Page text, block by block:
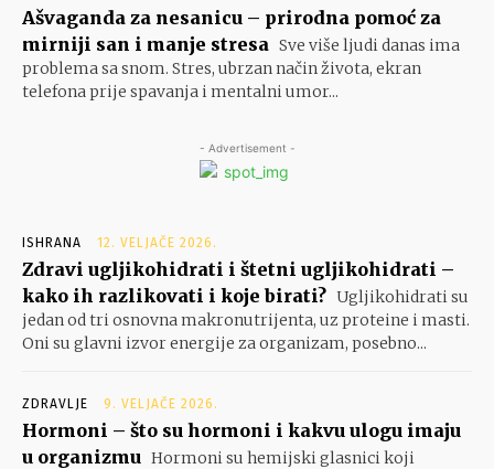
Ašvaganda za nesanicu – prirodna pomoć za
mirniji san i manje stresa Sve više ljudi danas ima
problema sa snom. Stres, ubrzan način života, ekran
telefona prije spavanja i mentalni umor...
- Advertisement -
ISHRANA 12. VELJAČE 2026.
Zdravi ugljikohidrati i štetni ugljikohidrati –
kako ih razlikovati i koje birati? Ugljikohidrati su
jedan od tri osnovna makronutrijenta, uz proteine i masti.
Oni su glavni izvor energije za organizam, posebno...
ZDRAVLJE 9. VELJAČE 2026.
Hormoni – što su hormoni i kakvu ulogu imaju
u organizmu Hormoni su hemijski glasnici koji